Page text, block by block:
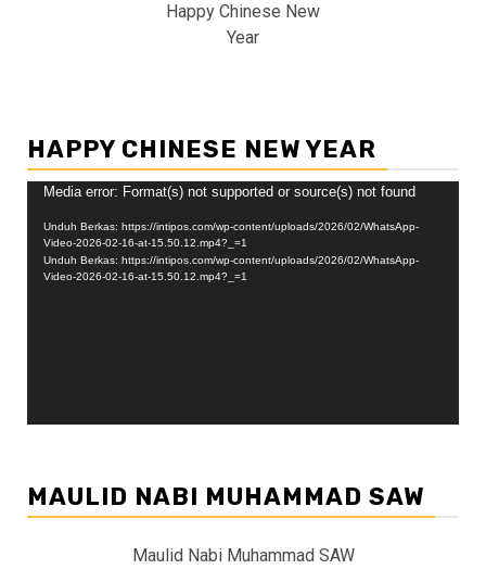
Happy Chinese New
Year
HAPPY CHINESE NEW YEAR
Pemutar
Video
Media error: Format(s) not supported or source(s) not found
Unduh Berkas: https://intipos.com/wp-content/uploads/2026/02/WhatsApp-
Video-2026-02-16-at-15.50.12.mp4?_=1
Unduh Berkas: https://intipos.com/wp-content/uploads/2026/02/WhatsApp-
Video-2026-02-16-at-15.50.12.mp4?_=1
MAULID NABI MUHAMMAD SAW
Maulid Nabi Muhammad SAW